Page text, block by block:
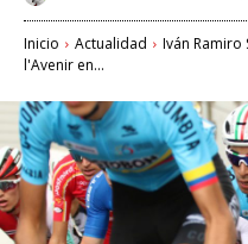
Inicio Actualidad
Iván Ramiro
l'Avenir en...